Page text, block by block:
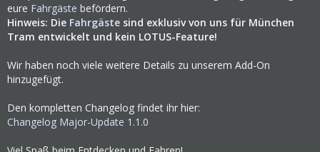
eure Fahrgäste befördern.
Hinweis: Die Fahrgäste sind exklusiv von uns für München
Tram entwickelt und kein LOTUS-Feature!
Wir haben noch viele weitere Details zu unserem Add-On
hinzugefügt.
Den kompletten Changelog findet ihr hier:
Changelog Major-Update 1.1.0